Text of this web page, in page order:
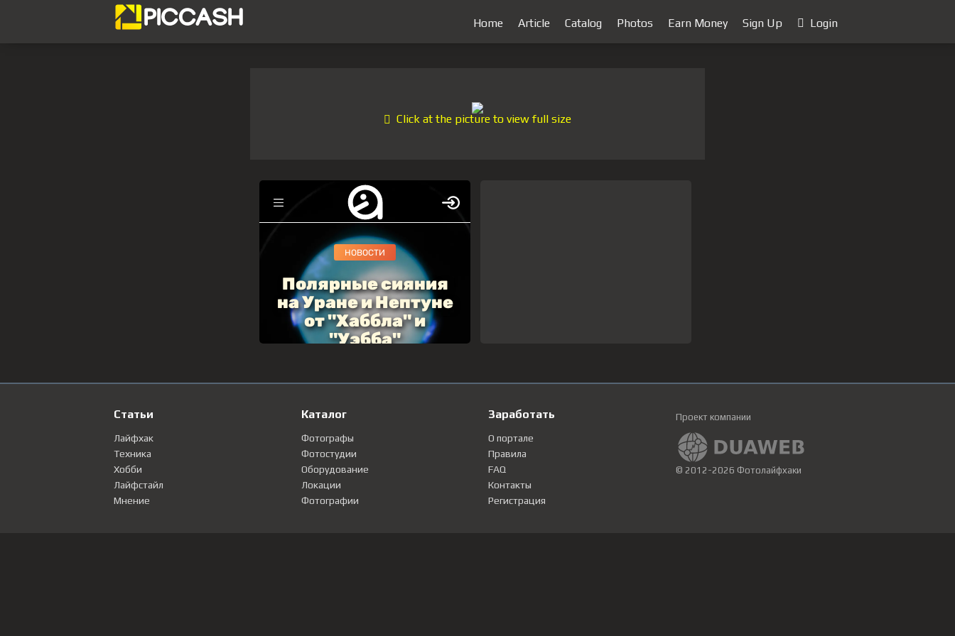
Home Article Catalog Photos Earn Money Sign Up Login
Click at the picture to view full size
Статьи
Лайфхак
Техника
Хобби
Лайфстайл
Мнение
Каталог
Фотографы
Фотостудии
Оборудование
Локации
Фотографии
Заработать
О портале
Правила
FAQ
Контакты
Регистрация
Проект компании
© 2012-2026 Фотолайфхаки